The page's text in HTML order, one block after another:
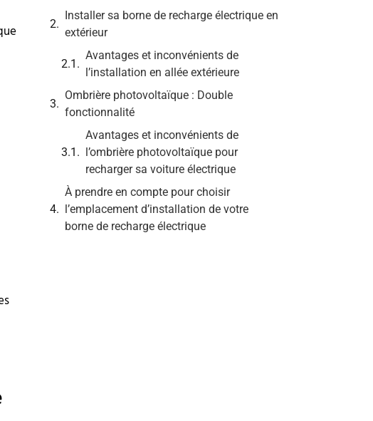
Installer sa borne de recharge électrique en
extérieur
Avantages et inconvénients de
l’installation en allée extérieure
Ombrière photovoltaïque : Double
fonctionnalité
Avantages et inconvénients de
l’ombrière photovoltaïque pour
recharger sa voiture électrique
À prendre en compte pour choisir
l’emplacement d’installation de votre
borne de recharge électrique